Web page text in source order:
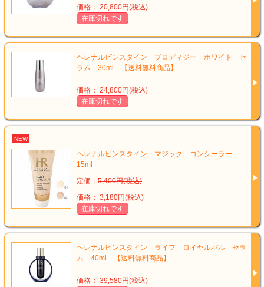
価格： 20,800円(税込)
在庫切れです
ヘレナルビンスタイン プロディジー ホワイト セ
ラム 30ml 【送料無料商品】
価格： 24,800円(税込)
在庫切れです
NEW
ヘレナルビンスタイン マジック コンシーラー
15ml
定価： 5,400円(税込)
価格： 3,180円(税込)
在庫切れです
ヘレナルビンスタイン ライフ ロイヤルパル セラ
ム 40ml 【送料無料商品】
価格： 39,580円(税込)